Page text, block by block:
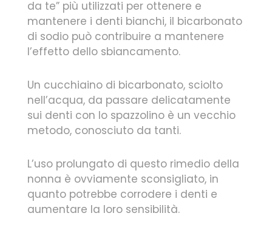
da te” più utilizzati per ottenere e
mantenere i denti bianchi, il bicarbonato
di sodio può contribuire a mantenere
l’effetto dello sbiancamento.
Un cucchiaino di bicarbonato, sciolto
nell’acqua, da passare delicatamente
sui denti con lo spazzolino è un vecchio
metodo, conosciuto da tanti.
L’uso prolungato di questo rimedio della
nonna è ovviamente sconsigliato, in
quanto potrebbe corrodere i denti e
aumentare la loro sensibilità.